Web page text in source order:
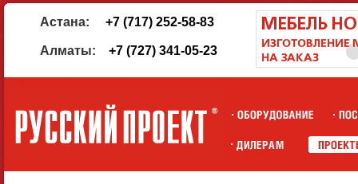
Астана: +7 (717) 252-58-83
Алматы: +7 (727) 341-05-23